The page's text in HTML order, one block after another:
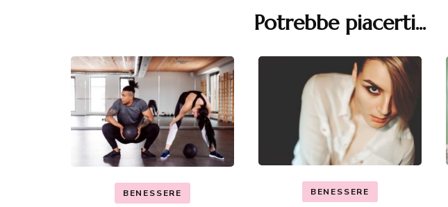
Potrebbe piacerti...
BENESSERE BENESSERE